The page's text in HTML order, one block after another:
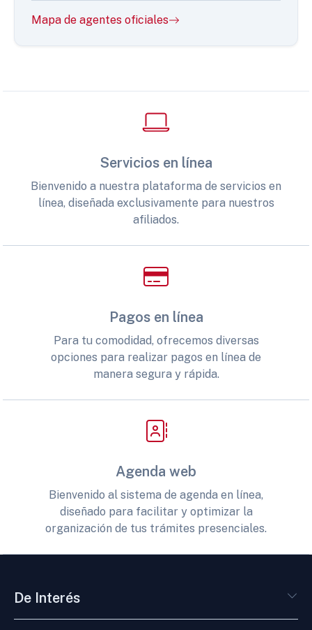
Mapa de agentes oficiales
Servicios en línea
Bienvenido a nuestra plataforma de servicios en
línea, diseñada exclusivamente para nuestros
afiliados.
Pagos en línea
Para tu comodidad, ofrecemos diversas
opciones para realizar pagos en línea de
manera segura y rápida.
Agenda web
Bienvenido al sistema de agenda en línea,
diseñado para facilitar y optimizar la
organización de tus trámites presenciales.
De Interés